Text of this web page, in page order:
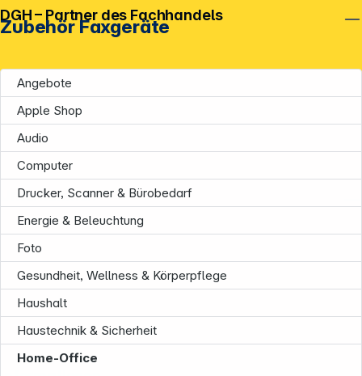
Zubehör Faxgeräte
Angebote
Apple Shop
Audio
Computer
Drucker, Scanner & Bürobedarf
Energie & Beleuchtung
Foto
Gesundheit, Wellness & Körperpflege
Haushalt
Haustechnik & Sicherheit
Home-Office
DGH – Partner des Fachhandels
Unternehmen